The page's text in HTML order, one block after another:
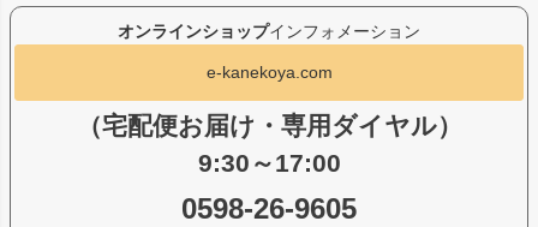
オンラインショップインフォメーション
e-kanekoya.com
（宅配便お届け・専用ダイヤル）
9:30～17:00
0598-26-9605